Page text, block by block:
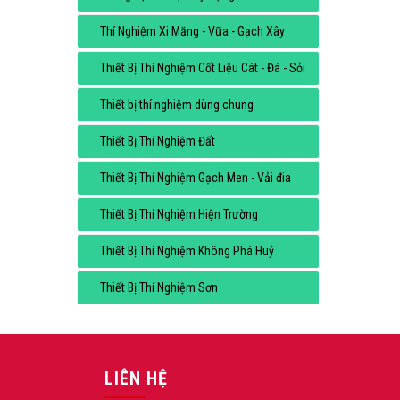
Thí Nghiệm Xi Măng - Vữa - Gạch Xây
Thiết Bị Thí Nghiệm Cốt Liệu Cát - Đá - Sỏi
Thiết bị thí nghiệm dùng chung
Thiết Bị Thí Nghiệm Đất
Thiết Bị Thí Nghiệm Gạch Men - Vải đia
Thiết Bị Thí Nghiệm Hiện Trường
Thiết Bị Thí Nghiệm Không Phá Huỷ
Thiết Bị Thí Nghiệm Sơn
LIÊN HỆ